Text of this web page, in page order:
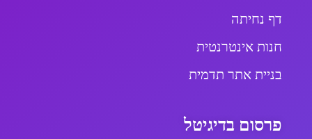
דף נחיתה
חנות אינטרנטית
בניית אתר תדמית
פרסום בדיגיטל